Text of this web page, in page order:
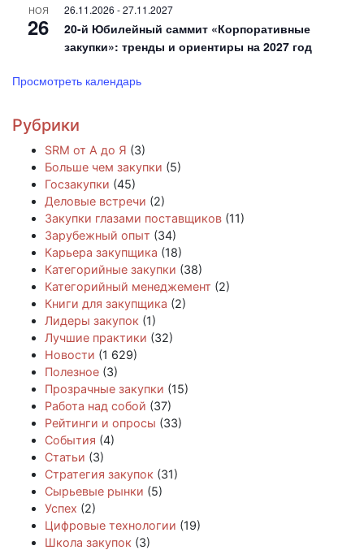
НОЯ
26
26.11.2026 -27.11.2027
20-й Юбилейный саммит «Корпоративные
закупки»: тренды и ориентиры на 2027 год
Просмотреть календарь
Рубрики
SRM от А до Я (3)
Больше чем закупки (5)
Госзакупки (45)
Деловые встречи (2)
Закупки глазами поставщиков (11)
Зарубежный опыт (34)
Карьера закупщика (18)
Категорийные закупки (38)
Категорийный менеджемент (2)
Книги для закупщика (2)
Лидеры закупок (1)
Лучшие практики (32)
Новости (1 629)
Полезное (3)
Прозрачные закупки (15)
Работа над собой (37)
Рейтинги и опросы (33)
События (4)
Статьи (3)
Стратегия закупок (31)
Сырьевые рынки (5)
Успех (2)
Цифровые технологии (19)
Школа закупок (3)